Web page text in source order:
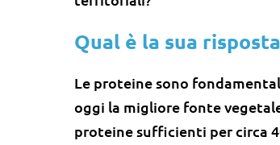
Qual è la sua
Le proteine sono
oggi la migliore fonte
proteine sufficienti per circa